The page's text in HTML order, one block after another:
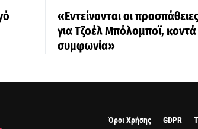
«Εντείνονται οι
για Τζοέλ Μπόλομποϊ,
συμφωνία»
Όροι Χρήσης GDPR